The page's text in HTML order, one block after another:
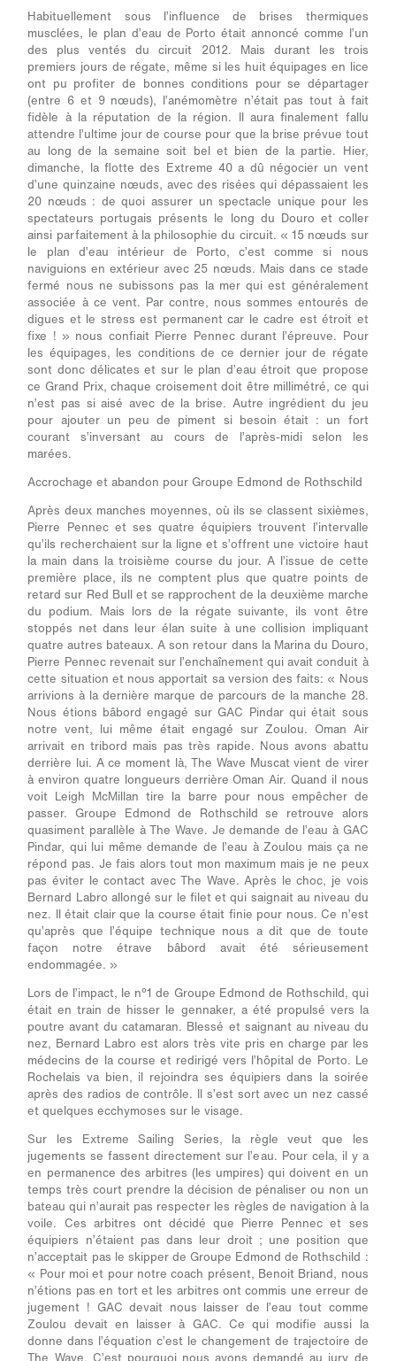
Habituellement sous l’influence de brises thermiques
musclées, le plan d’eau de Porto était annoncé comme l’un
des plus ventés du circuit 2012. Mais durant les trois
premiers jours de régate, même si les huit équipages en lice
ont pu profiter de bonnes conditions pour se départager
(entre 6 et 9 nœuds), l’anémomètre n’était pas tout à fait
fidèle à la réputation de la région. Il aura finalement fallu
attendre l’ultime jour de course pour que la brise prévue tout
au long de la semaine soit bel et bien de la partie. Hier,
dimanche, la flotte des Extreme 40 a dû négocier un vent
d’une quinzaine nœuds, avec des risées qui dépassaient les
20 nœuds : de quoi assurer un spectacle unique pour les
spectateurs portugais présents le long du Douro et coller
ainsi parfaitement à la philosophie du circuit. « 15 nœuds sur
le plan d’eau intérieur de Porto, c’est comme si nous
naviguions en extérieur avec 25 nœuds. Mais dans ce stade
fermé nous ne subissons pas la mer qui est généralement
associée à ce vent. Par contre, nous sommes entourés de
digues et le stress est permanent car le cadre est étroit et
fixe ! » nous confiait Pierre Pennec durant l’épreuve. Pour
les équipages, les conditions de ce dernier jour de régate
sont donc délicates et sur le plan d’eau étroit que propose
ce Grand Prix, chaque croisement doit être millimétré, ce qui
n’est pas si aisé avec de la brise. Autre ingrédient du jeu
pour ajouter un peu de piment si besoin était : un fort
courant s’inversant au cours de l’après-midi selon les
marées.
Accrochage et abandon pour Groupe Edmond de Rothschild
Après deux manches moyennes, où ils se classent sixièmes,
Pierre Pennec et ses quatre équipiers trouvent l’intervalle
qu’ils recherchaient sur la ligne et s’offrent une victoire haut
la main dans la troisième course du jour. A l’issue de cette
première place, ils ne comptent plus que quatre points de
retard sur Red Bull et se rapprochent de la deuxième marche
du podium. Mais lors de la régate suivante, ils vont être
stoppés net dans leur élan suite à une collision impliquant
quatre autres bateaux. A son retour dans la Marina du Douro,
Pierre Pennec revenait sur l’enchaînement qui avait conduit à
cette situation et nous apportait sa version des faits: « Nous
arrivions à la dernière marque de parcours de la manche 28.
Nous étions bâbord engagé sur GAC Pindar qui était sous
notre vent, lui même était engagé sur Zoulou. Oman Air
arrivait en tribord mais pas très rapide. Nous avons abattu
derrière lui. A ce moment là, The Wave Muscat vient de virer
à environ quatre longueurs derrière Oman Air. Quand il nous
voit Leigh McMillan tire la barre pour nous empêcher de
passer. Groupe Edmond de Rothschild se retrouve alors
quasiment parallèle à The Wave. Je demande de l’eau à GAC
Pindar, qui lui même demande de l’eau à Zoulou mais ça ne
répond pas. Je fais alors tout mon maximum mais je ne peux
pas éviter le contact avec The Wave. Après le choc, je vois
Bernard Labro allongé sur le filet et qui saignait au niveau du
nez. Il était clair que la course était finie pour nous. Ce n’est
qu’après que l’équipe technique nous a dit que de toute
façon notre étrave bâbord avait été sérieusement
endommagée. »
Lors de l’impact, le n°1 de Groupe Edmond de Rothschild, qui
était en train de hisser le gennaker, a été propulsé vers la
poutre avant du catamaran. Blessé et saignant au niveau du
nez, Bernard Labro est alors très vite pris en charge par les
médecins de la course et redirigé vers l’hôpital de Porto. Le
Rochelais va bien, il rejoindra ses équipiers dans la soirée
après des radios de contrôle. Il s’est sort avec un nez cassé
et quelques ecchymoses sur le visage.
Sur les Extreme Sailing Series, la règle veut que les
jugements se fassent directement sur l’eau. Pour cela, il y a
en permanence des arbitres (les umpires) qui doivent en un
temps très court prendre la décision de pénaliser ou non un
bateau qui n’aurait pas respecter les règles de navigation à la
voile. Ces arbitres ont décidé que Pierre Pennec et ses
équipiers n’étaient pas dans leur droit ; une position que
n’acceptait pas le skipper de Groupe Edmond de Rothschild :
« Pour moi et pour notre coach présent, Benoit Briand, nous
n’étions pas en tort et les arbitres ont commis une erreur de
jugement ! GAC devait nous laisser de l’eau tout comme
Zoulou devait en laisser à GAC. Ce qui modifie aussi la
donne dans l’équation c’est le changement de trajectoire de